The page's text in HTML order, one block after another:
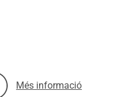
Més informació
La salut i els drets sexuals i